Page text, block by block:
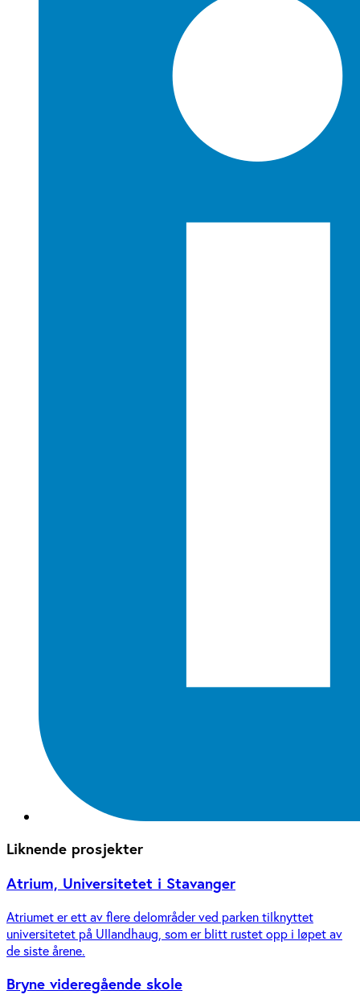
Liknende prosjekter
Atrium, Universitetet i Stavanger
Atriumet er ett av flere del­områder ved parken tilknyttet
universitetet på Ullandhaug, som er blitt rustet opp i løpet av
de siste årene.
Bryne videregående skole